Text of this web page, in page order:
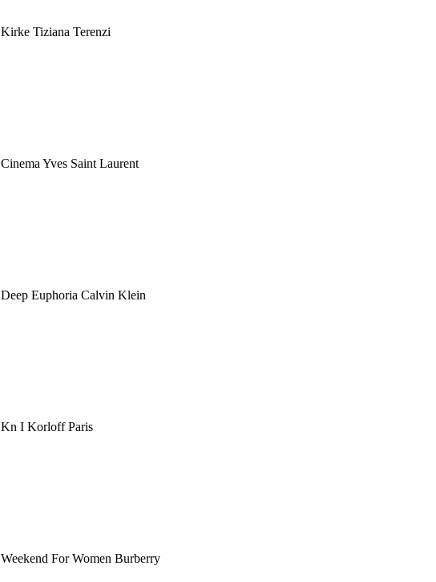
Kirke Tiziana Terenzi
Cinema Yves Saint Laurent
Deep Euphoria Calvin Klein
Kn I Korloff Paris
Weekend For Women Burberry